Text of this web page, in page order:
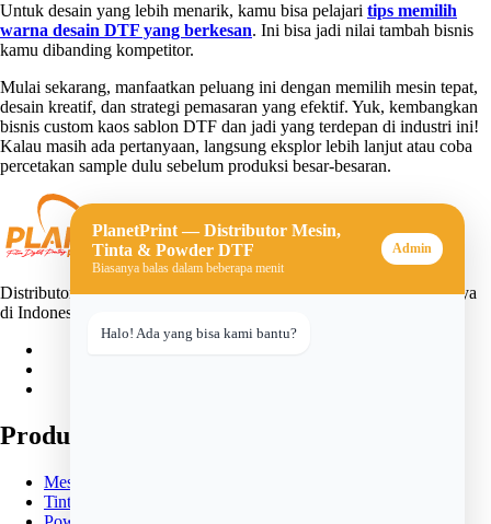
Untuk desain yang lebih menarik, kamu bisa pelajari tips memilih
warna desain DTF yang berkesan. Ini bisa jadi nilai tambah bisnis
kamu dibanding kompetitor.
Mulai sekarang, manfaatkan peluang ini dengan memilih mesin tepat,
desain kreatif, dan strategi pemasaran yang efektif. Yuk, kembangkan
bisnis custom kaos sablon DTF dan jadi yang terdepan di industri ini!
Kalau masih ada pertanyaan, langsung eksplor lebih lanjut atau coba
percetakan sample dulu sebelum produksi besar-besaran.
Distributor mesin, tinta, dan powder DTF (Direct-to-Film) terpercaya
di Indonesia. Solusi lengkap untuk usaha sablon digital Anda.
Produk
Mesin DTF
Tinta DTF
PlanetPrint — Distributor Mesin,
Tinta & Powder DTF
Biasanya balas dalam beberapa menit
Admin
Halo! Ada yang bisa kami bantu?